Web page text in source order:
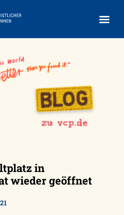
in
wieder geöffnet